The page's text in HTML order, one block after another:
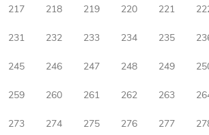
217 218 219 220 221
231 232 233 234 235
245 246 247 248 249
259 260 261 262 263
273 274 275 276 277